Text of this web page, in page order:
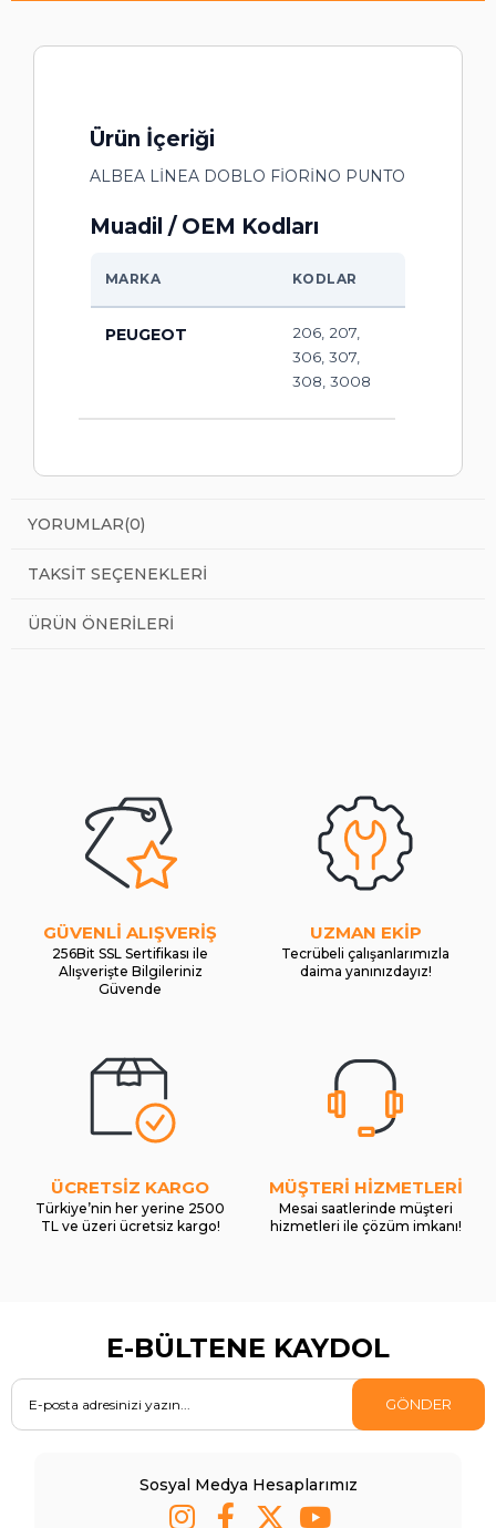
Ürün İçeriği
ALBEA LİNEA DOBLO FİORİNO PUNTO
Muadil / OEM Kodları
MARKA KODLAR
PEUGEOT
206, 207,
306, 307,
308, 3008
YORUMLAR(0)
TAKSIT SEÇENEKLERI
ÜRÜN ÖNERILERI
GÜVENLİ ALIŞVERİŞ
256Bit SSL Sertifikası ile
Alışverişte Bilgileriniz
Güvende
UZMAN EKİP
Tecrübeli çalışanlarımızla
daima yanınızdayız!
ÜCRETSİZ KARGO
Türkiye’nin her yerine 2500
TL ve üzeri ücretsiz kargo!
MÜŞTERİ HİZMETLERİ
Mesai saatlerinde müşteri
hizmetleri ile çözüm imkanı!
E-BÜLTENE KAYDOL
GÖNDER
Sosyal Medya Hesaplarımız